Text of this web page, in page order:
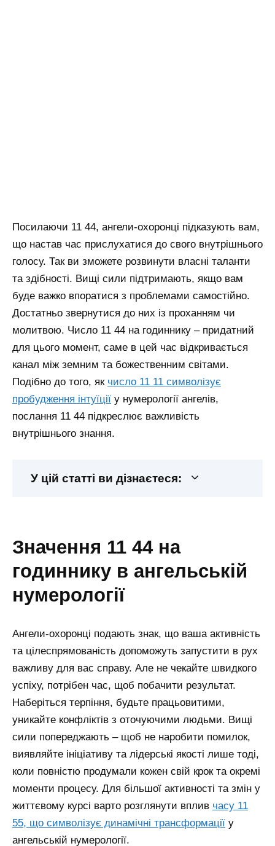
Посилаючи 11 44, ангели-охоронці підказують вам,
що настав час прислухатися до свого внутрішнього
голосу. Так ви зможете розвинути власні таланти
та здібності. Вищі сили підтримають, якщо вам
буде важко впоратися з проблемами самостійно.
Достатньо звернутися до них із проханням чи
молитвою. Число 11 44 на годиннику – придатний
для цього момент, саме в цей час відкривається
канал між земним та божественним світами.
Подібно до того, як число 11 11 символізує
пробудження інтуїції у нумерології ангелів,
послання 11 44 підкреслює важливість
внутрішнього знання.
У цій статті ви дізнаєтеся:
значення 11 44 на
годиннику в ангельській
нумерології
Ангели-охоронці подають знак, що ваша активність
та цілеспрямованість допоможуть запустити в рух
важливу для вас справу. Але не чекайте швидкого
успіху, потрібен час, щоб побачити результат.
Наберіться терпіння, будьте працьовитими,
уникайте конфліктів з оточуючими людьми. Вищі
сили попереджають – щоб не наробити помилок,
виявляйте ініціативу та лідерські якості лише тоді,
коли повністю продумали кожен свій крок та окремі
моменти процесу. Для більшої активності та змін у
життєвому курсі варто розглянути вплив часу 11
55, що символізує динамічні трансформації у
ангельській нумерології.